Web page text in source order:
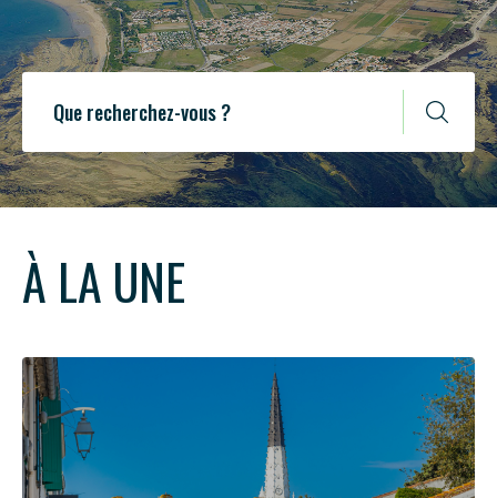
À LA UNE